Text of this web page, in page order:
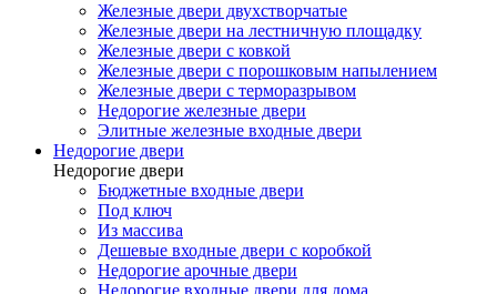
Железные двери двухстворчатые
Железные двери на лестничную площадку
Железные двери с ковкой
Железные двери с порошковым напылением
Железные двери с терморазрывом
Недорогие железные двери
Элитные железные входные двери
Недорогие двери
Недорогие двери
Бюджетные входные двери
Под ключ
Из массива
Дешевые входные двери с коробкой
Недорогие арочные двери